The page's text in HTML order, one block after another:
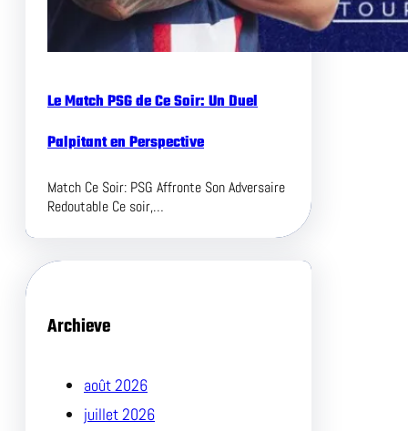
Le Match PSG de Ce Soir: Un Duel
Palpitant en Perspective
Match Ce Soir: PSG Affronte Son Adversaire
Redoutable Ce soir,…
Archieve
août 2026
juillet 2026